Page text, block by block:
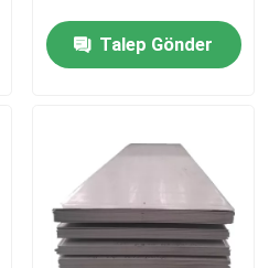
Talep Gönder